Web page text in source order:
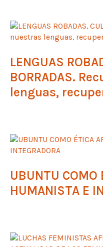
LENGUAS
BORRADAS.
lenguas,
UBUNTU COMO
HUMANISTA E